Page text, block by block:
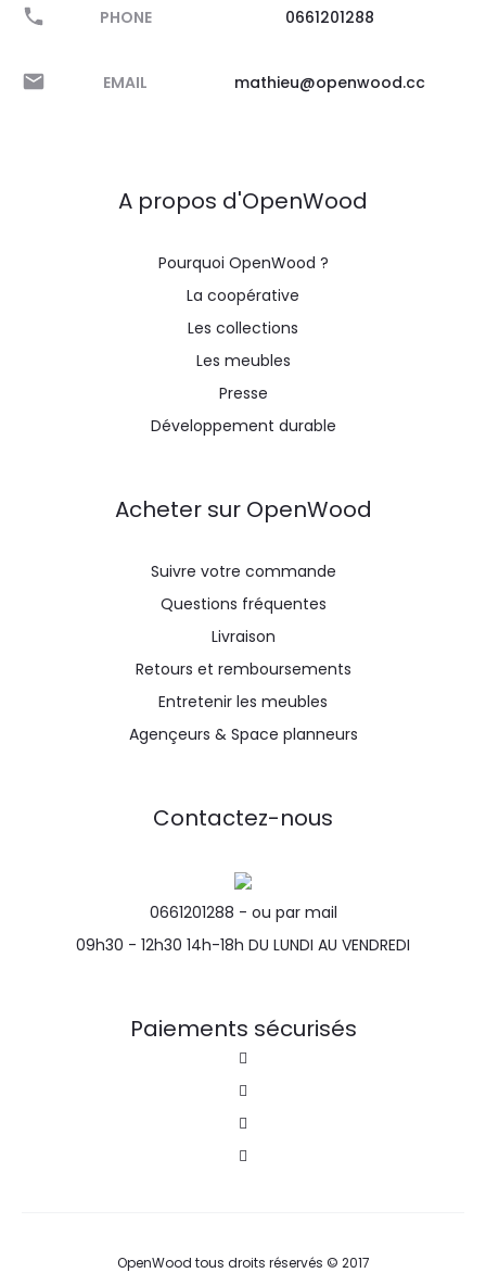
PHONE 0661201288
EMAIL mathieu@openwood.cc
A propos d'OpenWood
Pourquoi OpenWood ?
La coopérative
Les collections
Les meubles
Presse
Développement durable
Acheter sur OpenWood
Suivre votre commande
Questions fréquentes
Livraison
Retours et remboursements
Entretenir les meubles
Agençeurs & Space planneurs
Contactez-nous
0661201288 - ou par mail
09h30 - 12h30 14h-18h DU LUNDI AU VENDREDI
Paiements sécurisés
OpenWood tous droits réservés © 2017